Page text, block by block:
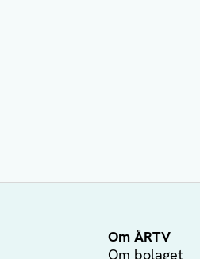
Om ÅRTV
Om bolaget